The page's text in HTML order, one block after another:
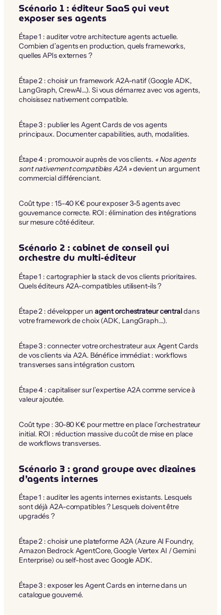
Scénario 1 : éditeur SaaS qui veut
exposer ses agents
Étape 1 : auditer votre architecture agents actuelle.
Combien d’agents en production, quels frameworks,
quelles APIs externes ?
Étape 2 : choisir un framework A2A-natif (Google ADK,
LangGraph, CrewAI…). Si vous démarrez avec vos agents,
choisissez nativement compatible.
Étape 3 : publier les Agent Cards de vos agents
principaux. Documenter capabilities, auth, modalities.
Étape 4 : promouvoir auprès de vos clients. « Nos agents
sont nativement compatibles A2A »devient un argument
commercial différenciant.
Coût type : 15-40 K€ pour exposer 3-5 agents avec
gouvernance correcte. ROI : élimination des intégrations
sur mesure côté éditeur.
Scénario 2 : cabinet de conseil qui
orchestre du multi-éditeur
Étape 1 : cartographier la stack de vos clients prioritaires.
Quels éditeurs A2A-compatibles utilisent-ils ?
Étape 2 : développer un agent orchestrateur centraldans
votre framework de choix (ADK, LangGraph…).
Étape 3 : connecter votre orchestrateur aux Agent Cards
de vos clients via A2A. Bénéfice immédiat : workflows
transverses sans intégration custom.
Étape 4 : capitaliser sur l’expertise A2A comme service à
valeur ajoutée.
Coût type : 30-80 K€ pour mettre en place l’orchestrateur
initial. ROI : réduction massive du coût de mise en place
de workflows transverses.
Scénario 3 : grand groupe avec dizaines
d’agents internes
Étape 1 : auditer les agents internes existants. Lesquels
sont déjà A2A-compatibles ? Lesquels doivent être
upgradés ?
Étape 2 : choisir une plateforme A2A (Azure AI Foundry,
Amazon Bedrock AgentCore, Google Vertex AI / Gemini
Enterprise) ou self-host avec Google ADK.
Étape 3 : exposer les Agent Cards en interne dans un
catalogue gouverné.